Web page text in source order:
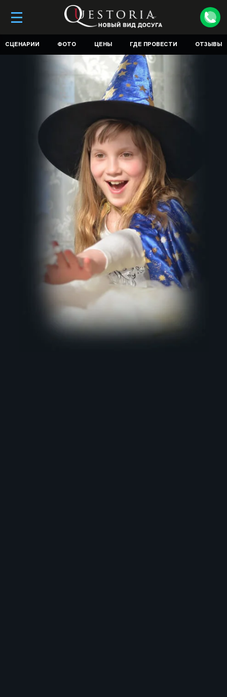
СЦЕНАРИИ ФОТО ЦЕНЫ ГДЕ ПРОВЕСТИ ОТЗЫВЫ